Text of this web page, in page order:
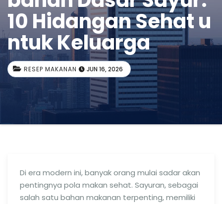
10 Hidangan Sehat u
ntuk Keluarga
RESEP MAKANAN JUN 16, 2026
Di era modern ini, banyak orang mulai sadar akan
pentingnya pola makan sehat. Sayuran, sebagai
salah satu bahan makanan terpenting, memiliki